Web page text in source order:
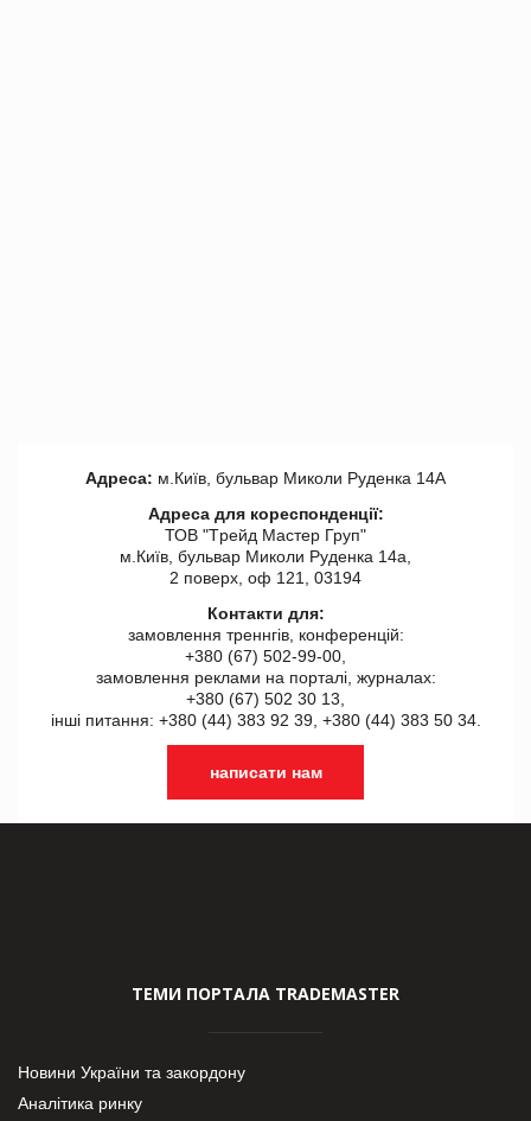
Адреса: м.Київ, бульвар Миколи Руденка 14А
Адреса для кореспонденції:
ТОВ "Tрейд Мастер Груп"
м.Київ, бульвар Миколи Руденка 14а,
2 поверх, оф 121, 03194
Контакти для:
замовлення треннгів, конференцій:
+380 (67) 502-99-00,
замовлення реклами на порталі, журналах:
+380 (67) 502 30 13,
інші питання: +380 (44) 383 92 39, +380 (44) 383 50 34.
написати нам
ТЕМИ ПОРТАЛА TRADEMASTER
Новини України та закордону
Аналітика ринку